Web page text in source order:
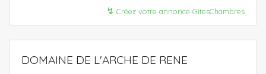
↯ Créez votre annonce GitesChambres
DOMAINE DE L'ARCHE DE RENE